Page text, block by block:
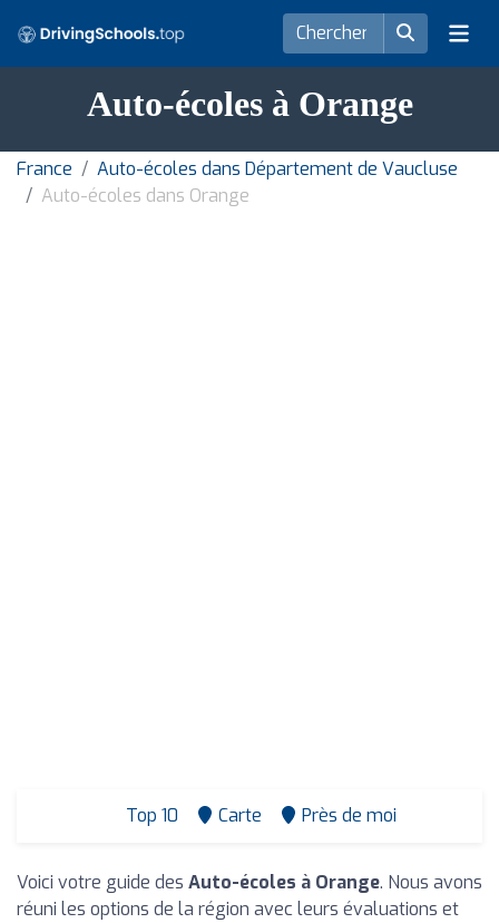
Auto-écoles à Orange
France
Auto-écoles dans Département de Vaucluse
Auto-écoles dans Orange
Top 10 Carte Près de moi
Voici votre guide des Auto-écoles à Orange. Nous avons
réuni les options de la région avec leurs évaluations et